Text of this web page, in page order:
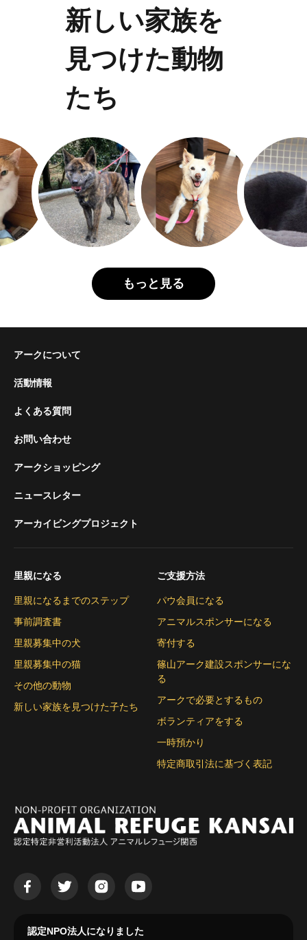
新しい家族を
見つけた動物
たち
もっと見る
アークについて
活動情報
よくある質問
お問い合わせ
アークショッピング
ニュースレター
アーカイビングプロジェクト
里親になる
里親になるまでのステップ
事前調査書
里親募集中の犬
里親募集中の猫
その他の動物
新しい家族を見つけた子たち
ご支援方法
パウ会員になる
アニマルスポンサーになる
寄付する
篠山アーク建設スポンサーにな
る
アークで必要とするもの
ボランティアをする
一時預かり
特定商取引法に基づく表記
認定NPO法人になりました